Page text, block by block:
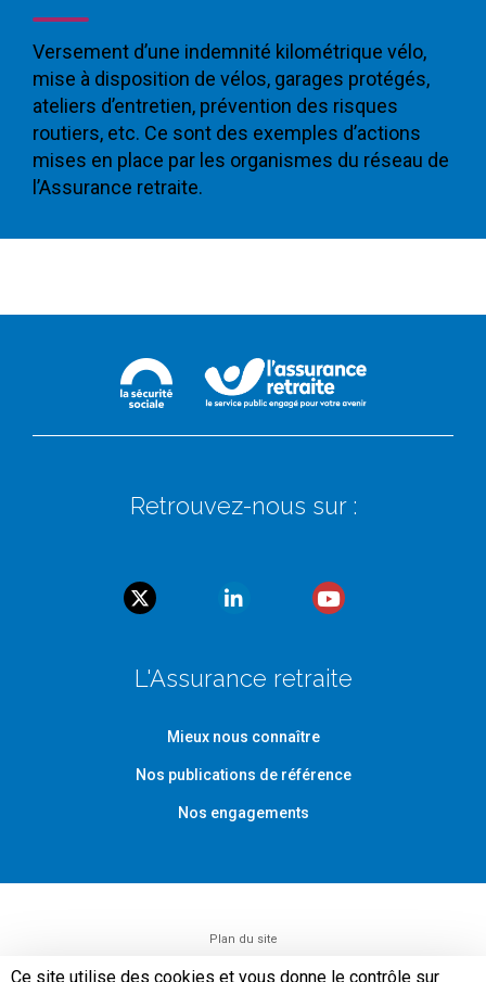
Versement d’une indemnité kilométrique vélo,
mise à disposition de vélos, garages protégés,
ateliers d’entretien, prévention des risques
routiers, etc. Ce sont des exemples d’actions
mises en place par les organismes du réseau de
l’Assurance retraite.
Retrouvez-nous sur :
L'Assurance retraite
Mieux nous connaître
Nos publications de référence
Nos engagements
Plan du site
Ce site utilise des cookies et vous donne le contrôle sur